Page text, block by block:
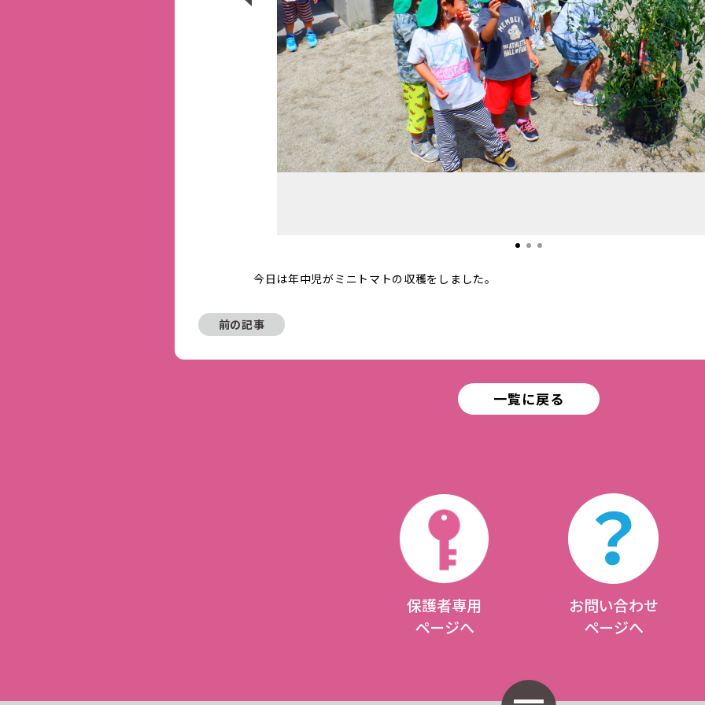
今日は年中児がミニトマトの収穫をしました。
前の記事
一覧に戻る
保護者専用
ページへ
お問い合わせ
ページへ